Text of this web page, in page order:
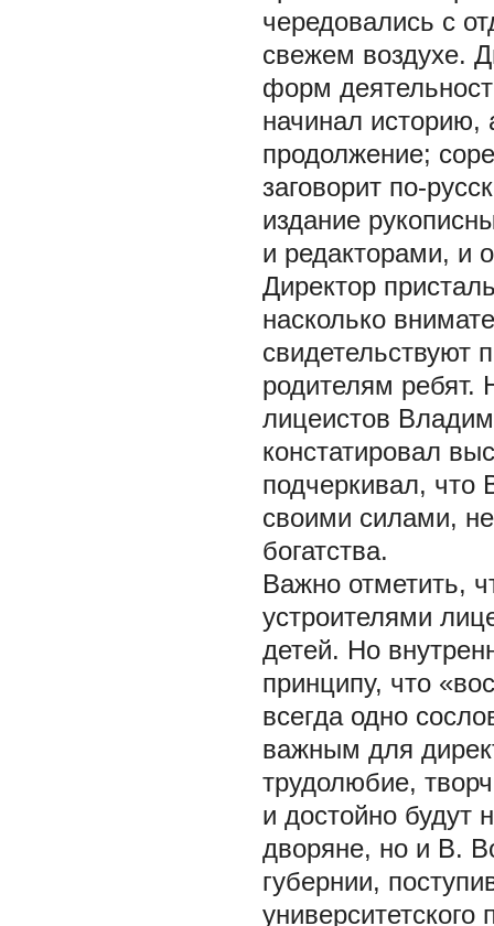
чередовались с
свежем воздухе.
форм
начинал историю,
продолжение;
заговорит по-
издание
и редакторами, и
Директор
насколько
свидетельствуют
родителям ребят.
лицеистов
констатировал
подчеркивал, что
своими силами,
богатства.
Важно отметить,
устроителями
детей. Но
принципу, что
всегда одно
важным для
трудолюбие,
и достойно будут
дворяне, но и В.
губернии,